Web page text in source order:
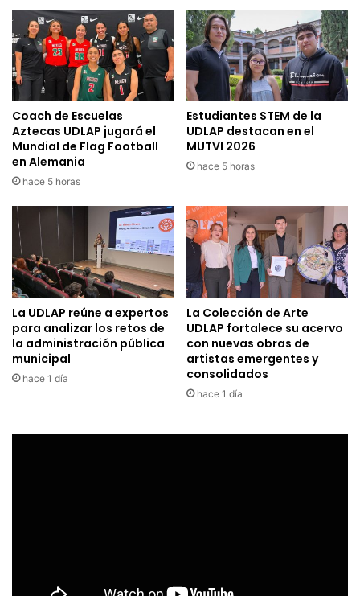
Coach de Escuelas
Aztecas UDLAP jugará el
Mundial de Flag Football
en Alemania
hace 5 horas
Estudiantes STEM de la
UDLAP destacan en el
MUTVI 2026
hace 5 horas
La UDLAP reúne a expertos
para analizar los retos de
la administración pública
municipal
hace 1 día
La Colección de Arte
UDLAP fortalece su acervo
con nuevas obras de
artistas emergentes y
consolidados
hace 1 día